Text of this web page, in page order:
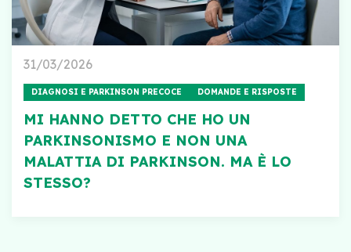
31/03/2026
DIAGNOSI E PARKINSON PRECOCE DOMANDE E RISPOSTE
MI HANNO DETTO CHE HO UN
PARKINSONISMO E NON UNA
MALATTIA DI PARKINSON. MA È LO
STESSO?